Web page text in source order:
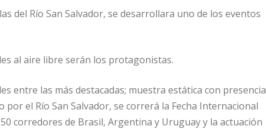
del Río San Salvador, se desarrollara uno de los eventos
al aire libre serán los protagonistas.
entre las más destacadas; muestra estática con presencia
el Río San Salvador, se correrá la Fecha Internacional
corredores de Brasil, Argentina y Uruguay y la actuación